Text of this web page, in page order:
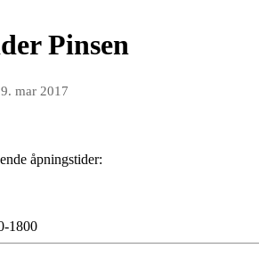
Pinsen
mar 2017
åpningstider:
1800